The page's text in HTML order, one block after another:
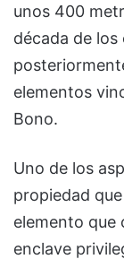
unos 400
década de
elementos
Bono.
Uno de los
propiedad
elemento que
enclave